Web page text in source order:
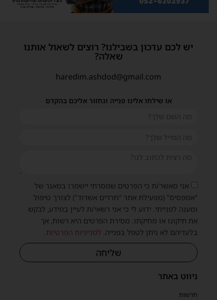
ניווט באתר
חדשות
יש לכם עדכון בשבילנו? רוצים לשאול אותנו
שאלה?
haredim.ashdod@gmail.com
או שילחו אלינו פנייה ונחזור אליכם בהקדם
אני מאשר/ת כי הפרטים שמסרתי יישמרו במאגר של
"אמפסיס" (מפעילת אתר "חרדים אשדוד") לצורך טיפול
ומענה לפנייתי. ידוע לי כי אני רשאי/ת לעיין במידע, לבקש
את תיקונו או מחיקתו. מסירת הפרטים היא רשות, אך
בלעדיהם לא ניתן לטפל בפנייה.למדיניות הפרטיות.
שליחה